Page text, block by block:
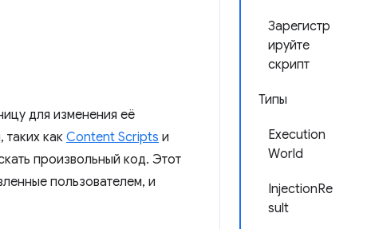
Зарегистр
ируйте
скрипт
Типы
Execution
World
InjectionRe
sult
для изменения её
как Content Scripts и
произвольный код. Этот
пользователем, и